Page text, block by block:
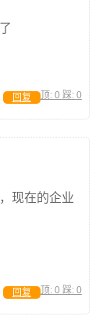
顶: 0 踩: 0
回复
现在的企业
顶: 0 踩: 0
回复